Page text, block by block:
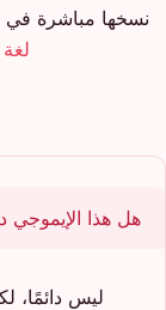
نسخها مباشرة في
لغة
هل هذا الإيموجي
ليس دائمًا،